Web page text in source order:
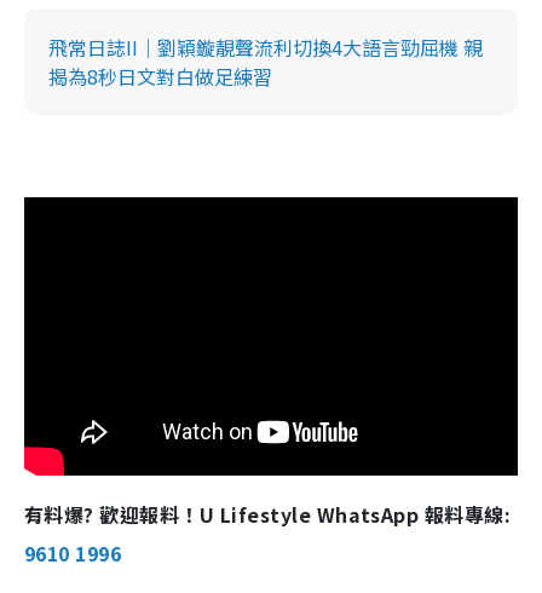
飛常日誌II｜劉穎鏇靚聲流利切換4大語言勁屈機 親
揭為8秒日文對白做足練習
有料爆? 歡迎報料！U Lifestyle WhatsApp 報料專線:
9610 1996